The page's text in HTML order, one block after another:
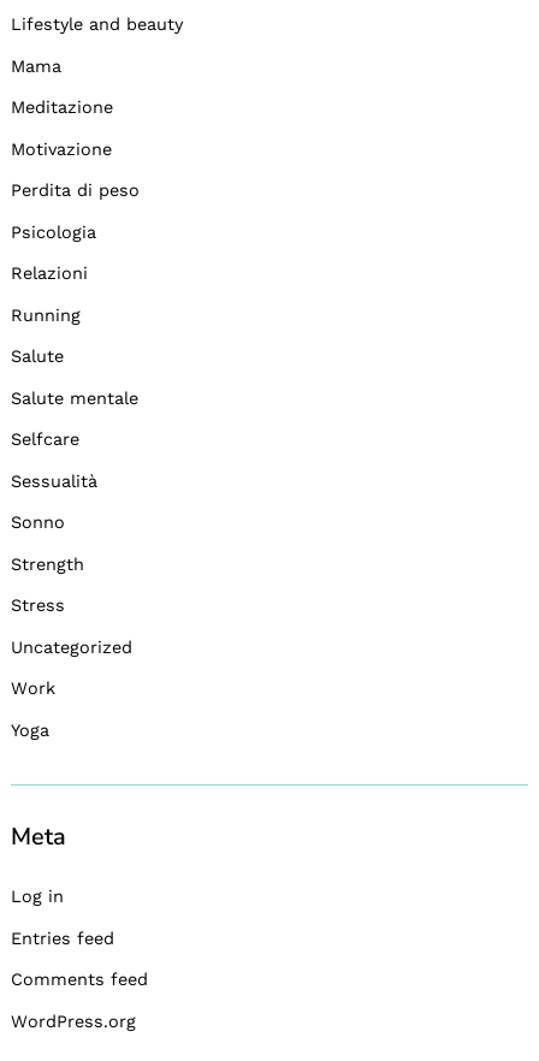
Lifestyle and beauty
Mama
Meditazione
Motivazione
Perdita di peso
Psicologia
Relazioni
Running
Salute
Salute mentale
Selfcare
Sessualità
Sonno
Strength
Stress
Uncategorized
Work
Yoga
Meta
Log in
Entries feed
Comments feed
WordPress.org